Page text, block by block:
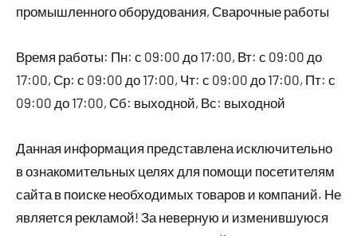
промышленного оборудования, Сварочные работы
Время работы: Пн: с 09:00 до 17:00, Вт: с 09:00 до
17:00, Ср: с 09:00 до 17:00, Чт: с 09:00 до 17:00, Пт: с
09:00 до 17:00, Сб: выходной, Вс: выходной
Данная информация представлена исключительно
в ознакомительных целях для помощи посетителям
сайта в поиске необходимых товаров и компаний. Не
является рекламой! За неверную и изменившуюся